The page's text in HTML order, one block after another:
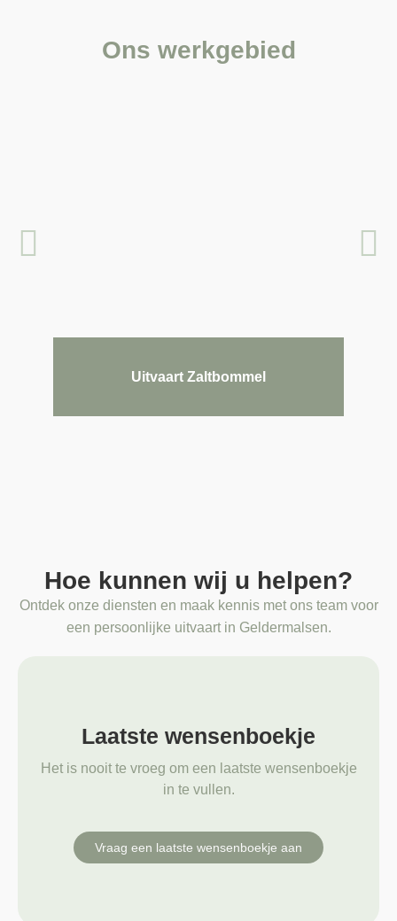
Ons werkgebied
Uitvaart Zaltbommel
Hoe kunnen wij u helpen?
Ontdek onze diensten en maak kennis met ons team voor
een persoonlijke uitvaart in Geldermalsen.
Laatste wensenboekje
Het is nooit te vroeg om een laatste wensenboekje
in te vullen.
Vraag een laatste wensenboekje aan